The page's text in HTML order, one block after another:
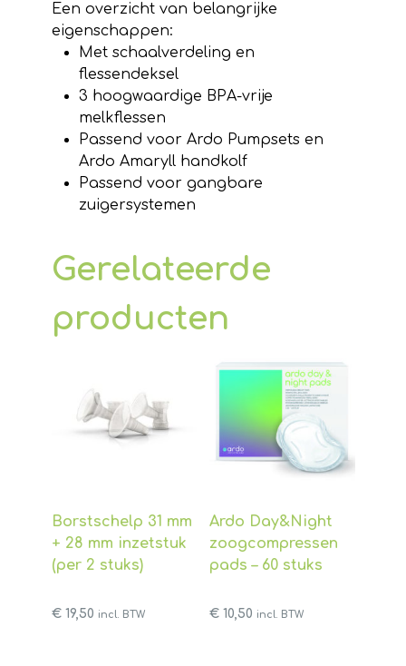
Een overzicht van belangrijke
eigenschappen:
Met schaalverdeling en
flessendeksel
3 hoogwaardige BPA-vrije
melkflessen
Passend voor Ardo Pumpsets en
Ardo Amaryll handkolf
Passend voor gangbare
zuigersystemen
Gerelateerde
producten
Borstschelp 31 mm
+ 28 mm inzetstuk
(per 2 stuks)
€19,50 incl. BTW
Ardo Day&Night
zoogcompressen
pads – 60 stuks
€10,50 incl. BTW